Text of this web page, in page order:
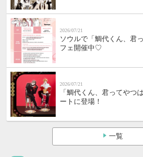
2026/07/21
ソウルで「鯛代くん、君
フェ開催中♡
2026/07/21
「鯛代くん、君ってやつ
ートに登場！
一覧